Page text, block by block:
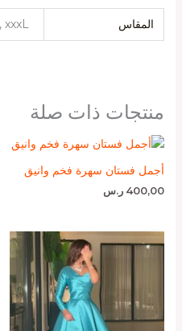
المقاس
منتجات ذات صلة
أجمل فستان سهرة فخم وانيق
400,00 ر.س